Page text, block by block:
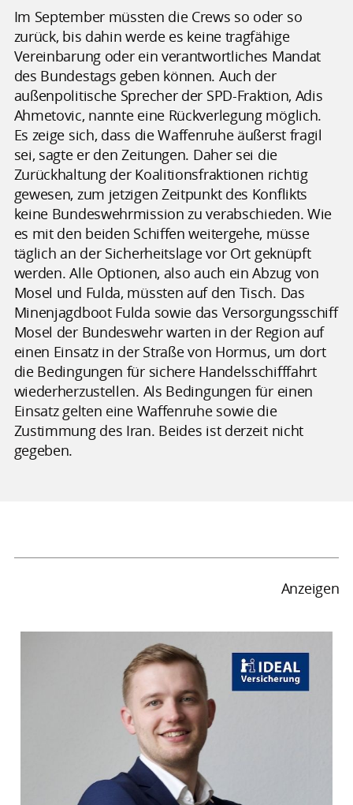
Im September müssten die Crews so oder so
zurück, bis dahin werde es keine tragfähige
Vereinbarung oder ein verantwortliches Mandat
des Bundestags geben können. Auch der
außenpolitische Sprecher der SPD-Fraktion, Adis
Ahmetovic, nannte eine Rückverlegung möglich.
Es zeige sich, dass die Waffenruhe äußerst fragil
sei, sagte er den Zeitungen. Daher sei die
Zurückhaltung der Koalitionsfraktionen richtig
gewesen, zum jetzigen Zeitpunkt des Konflikts
keine Bundeswehrmission zu verabschieden. Wie
es mit den beiden Schiffen weitergehe, müsse
täglich an der Sicherheitslage vor Ort geknüpft
werden. Alle Optionen, also auch ein Abzug von
Mosel und Fulda, müssten auf den Tisch. Das
Minenjagdboot Fulda sowie das Versorgungsschiff
Mosel der Bundeswehr warten in der Region auf
einen Einsatz in der Straße von Hormus, um dort
die Bedingungen für sichere Handelsschifffahrt
wiederherzustellen. Als Bedingungen für einen
Einsatz gelten eine Waffenruhe sowie die
Zustimmung des Iran. Beides ist derzeit nicht
gegeben.
Anzeigen